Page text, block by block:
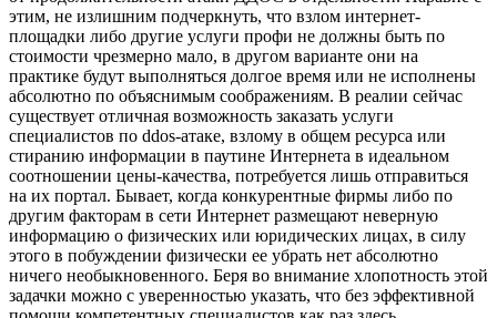
этим, не излишним подчеркнуть, что взлом интернет-
площадки либо другие услуги профи не должны быть по
стоимости чрезмерно мало, в другом варианте они на
практике будут выполняться долгое время или не исполнены
абсолютно по объяснимым соображениям. В реалии сейчас
существует отличная возможность заказать услуги
специалистов по ddos-атаке, взлому в общем ресурса или
стиранию информации в паутине Интернета в идеальном
соотношении цены-качества, потребуется лишь отправиться
на их портал. Бывает, когда конкурентные фирмы либо по
другим факторам в сети Интернет размещают неверную
информацию о физических или юридических лицах, в силу
этого в побуждении физически ее убрать нет абсолютно
ничего необыкновенного. Беря во внимание хлопотность этой
задачки можно с уверенностью указать, что без эффективной